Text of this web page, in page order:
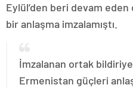
Eylül’den beri devam eden
bir anlaşma imzalamıştı.
İmzalanan ortak
Ermenistan güçleri